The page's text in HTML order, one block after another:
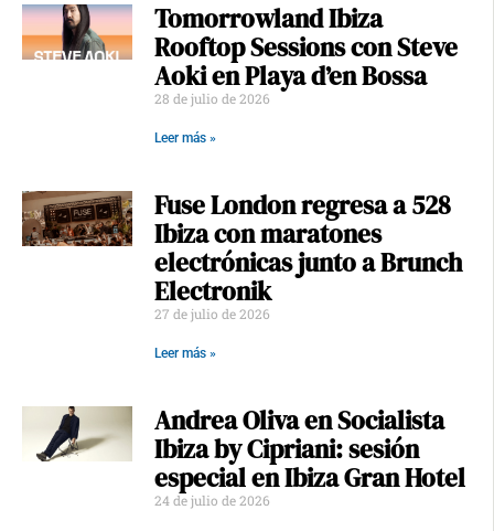
Tomorrowland Ibiza
Rooftop Sessions con Steve
Aoki en Playa d’en Bossa
28 de julio de 2026
Leer más »
Fuse London regresa a 528
Ibiza con maratones
electrónicas junto a Brunch
Electronik
27 de julio de 2026
Leer más »
Andrea Oliva en Socialista
Ibiza by Cipriani: sesión
especial en Ibiza Gran Hotel
24 de julio de 2026